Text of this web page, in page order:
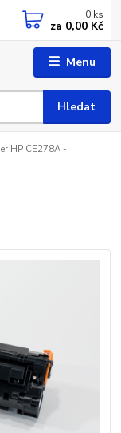
Menu
Hledat
0 ks
za 0,00 Kč
HP CE278A -